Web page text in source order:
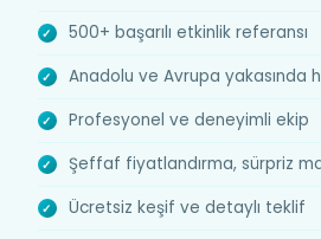
500+ başarılı etkinlik referansı
Anadolu ve Avrupa yakasında
Profesyonel ve deneyimli ekip
Şeffaf fiyatlandırma, sürpriz
Ücretsiz keşif ve detaylı teklif